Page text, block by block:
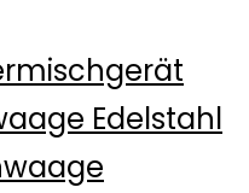
Edelstahl